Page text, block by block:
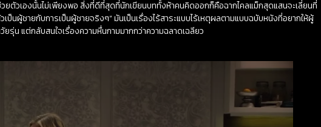
ยตัวเองนั้นไม่เพียงพอ สิ่งที่ดีที่สุดที่นักเขียนบททั้งห้าคนคิดออกก็คือฉากไคลแม็กสุดแสนจะเลี่ยนที่
เป็นผู้ชายกับการเป็นผู้ชายจริงๆ” มันเป็นเรื่องไร้สาระแบบไร้เหตุผลตามแบบฉบับหนังที่อยากให้ผู้
รุ่น แต่กลับสนใจเรื่องความหื่นกามมากกว่าความฉลาดเฉลียว